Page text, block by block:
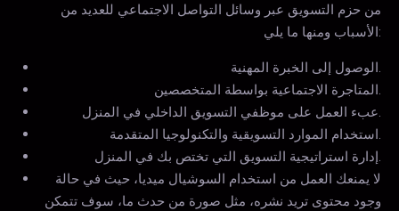
من حزم التسويق عبر وسائل التواصل الاجتماعي للعديد من
الأسباب ومنها ما يلي:
الوصول إلى الخبرة المهنية.
المتاجرة الاجتماعية بواسطة المتخصصين.
عبء العمل على موظفي التسويق الداخلي في المنزل.
استخدام الموارد التسويقية والتكنولوجيا المتقدمة.
إدارة استراتيجية التسويق التي تختص بك في المنزل.
لا يمنعك العمل من استخدام السوشيال ميديا، حيث في حالة
وجود محتوى تريد نشره، مثل صورة من حدث ما، سوف تتمكن